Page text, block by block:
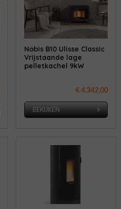
Nobis B10 Ulisse Classic
Vrijstaande lage
pelletkachel 9kW
€ 4.342,00
BEKIJKEN